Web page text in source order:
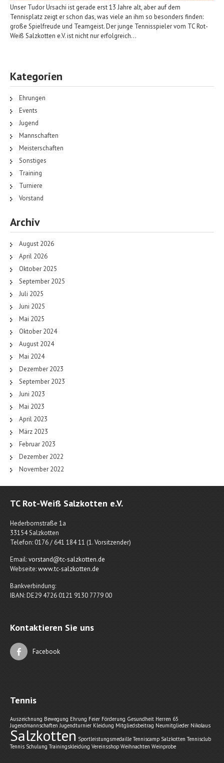
Unser Tudor Ursachi ist gerade erst 13 Jahre alt, aber auf dem
Tennisplatz zeigt er schon das, was viele an ihm so besonders finden:
große Spielfreude und Teamgeist. Der junge Tennisspieler vom TC Rot-
Weiß Salzkotten e.V. ist nicht nur erfolgreich…
Kategorien
Ehrungen
Events
Jugend
Mannschaften
Meisterschaften
Sonstiges
Training
Turniere
Vorstand
Archiv
August 2026
April 2026
Oktober 2025
September 2025
Juli 2025
Juni 2025
Mai 2025
Oktober 2024
August 2024
Mai 2024
Dezember 2023
September 2023
Juni 2023
Mai 2023
April 2023
März 2023
Februar 2023
Dezember 2022
November 2022
TC Rot-Weiß Salzkotten e.V.
Hederbornstraße 1a
33154 Salzkotten
Telefon: 0176 / 641 184 11 (1. Vorsitzender)
Email:vorstand@tc-salzkotten.de
Webseite:www.tc-salzkotten.de
Bankverbindung:
IBAN: DE29 4726 0121 9130 7779 00
Kontaktieren Sie uns
Facebook
Tennis
Auszeichnung Bewegung Ehrung Feier Förderung Gesundheit Herren 65
Jugendmannschaften Jugendturnier Kleidung Mitgliedsbeitrag Neumitglieder Nikolaus
Salzkotten Sportleistungsmedaille Tenniscamp Salzkotten Tennisclub
Tennis Schulung Trainingskleidúng Vereinsshop Weihnachten Weinprobe